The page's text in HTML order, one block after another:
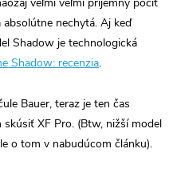
veľmi veľmi príjemný pocit
nechytá. Aj keď
Shadow je technologická
Shadow: recenzia.
Bauer, teraz je ten čas
XF Pro. (Btw, nižší model
o tom v nabudúcom článku).